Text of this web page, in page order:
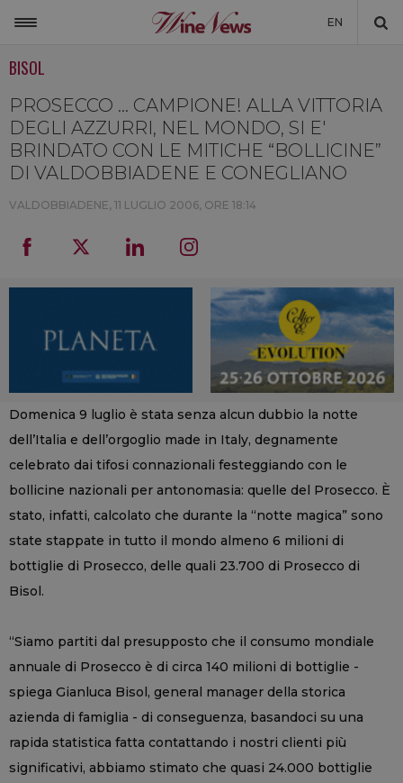
EN
MONDO
NON SOLO VINO
NEWSLETTER
LA CANTINA DI WINENEWS
DICONO DI NOI
BISOL
PROSECCO … CAMPIONE! ALLA VITTORIA
DEGLI AZZURRI, NEL MONDO, SI E'
BRINDATO CON LE MITICHE “BOLLICINE”
DI VALDOBBIADENE E CONEGLIANO
VALDOBBIADENE, 11 LUGLIO 2006, ORE 18:14
Domenica 9 luglio è stata senza alcun dubbio la notte
dell’Italia e dell’orgoglio made in Italy, degnamente
celebrato dai tifosi connazionali festeggiando con le
bollicine nazionali per antonomasia: quelle del Prosecco. È
stato, infatti, calcolato che durante la “notte magica” sono
state stappate in tutto il mondo almeno 6 milioni di
bottiglie di Prosecco, delle quali 23.700 di Prosecco di
Bisol.
“Siamo partiti dal presupposto che il consumo mondiale
annuale di Prosecco è di circa 140 milioni di bottiglie -
spiega Gianluca Bisol, general manager della storica
azienda di famiglia - di conseguenza, basandoci su una
rapida statistica fatta contattando i nostri clienti più
significativi, abbiamo stimato che quasi 24.000 bottiglie